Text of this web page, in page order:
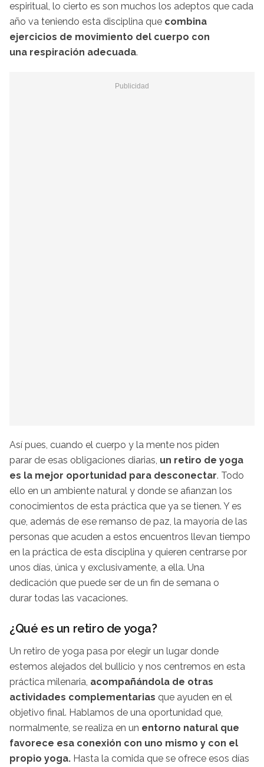
espiritual, lo cierto es son muchos los adeptos que cada
año va teniendo esta disciplina que combina
ejercicios de movimiento del cuerpo con
una respiración adecuada.
Así pues, cuando el cuerpo y la mente nos piden
parar de esas obligaciones diarias, un retiro de yoga
es la mejor oportunidad para desconectar. Todo
ello en un ambiente natural y donde se afianzan los
conocimientos de esta práctica que ya se tienen. Y es
que, además de ese remanso de paz, la mayoría de las
personas que acuden a estos encuentros llevan tiempo
en la práctica de esta disciplina y quieren centrarse por
unos días, única y exclusivamente, a ella. Una
dedicación que puede ser de un fin de semana o
durar todas las vacaciones.
¿Qué es un retiro de yoga?
Un retiro de yoga pasa por elegir un lugar donde
estemos alejados del bullicio y nos centremos en esta
práctica milenaria, acompañándola de otras
actividades complementarias que ayuden en el
objetivo final. Hablamos de una oportunidad que,
normalmente, se realiza en un entorno natural que
favorece esa conexión con uno mismo y con el
propio yoga. Hasta la comida que se ofrece esos días